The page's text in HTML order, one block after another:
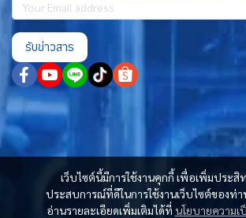
เว็บไซต์นี้มีการใช้งานคุกกี้ เพื่อเพิ่มประสิ
ประสบการณ์ที่ดีในการใช้งานเว็บไซต์ของท่
อ่านรายละเอียดเพิ่มเติมได้ที่ นโยบายความเ
รับข่าวสาร